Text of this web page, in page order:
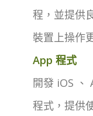
程，並提供
裝置上操作
App 程式
開發 iOS 、
程式，提供